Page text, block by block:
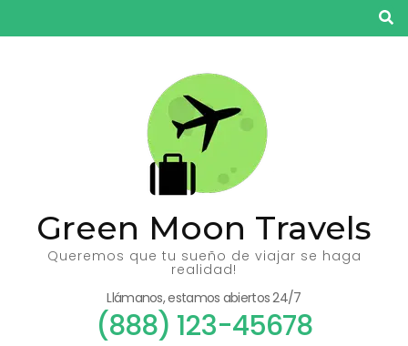
al
Green Moon Travels
Queremos que tu sueño de viajar se haga
realidad!
Llámanos, estamos abiertos 24/7
(888) 123-45678